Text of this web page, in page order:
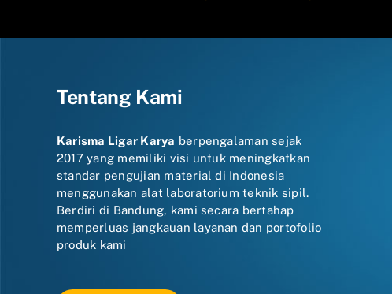
Tentang Kami
Karisma Ligar Karya berpengalaman sejak
2017 yang memiliki visi untuk meningkatkan
standar pengujian material di Indonesia
menggunakan alat laboratorium teknik sipil.
Berdiri di Bandung, kami secara bertahap
memperluas jangkauan layanan dan portofolio
produk kami